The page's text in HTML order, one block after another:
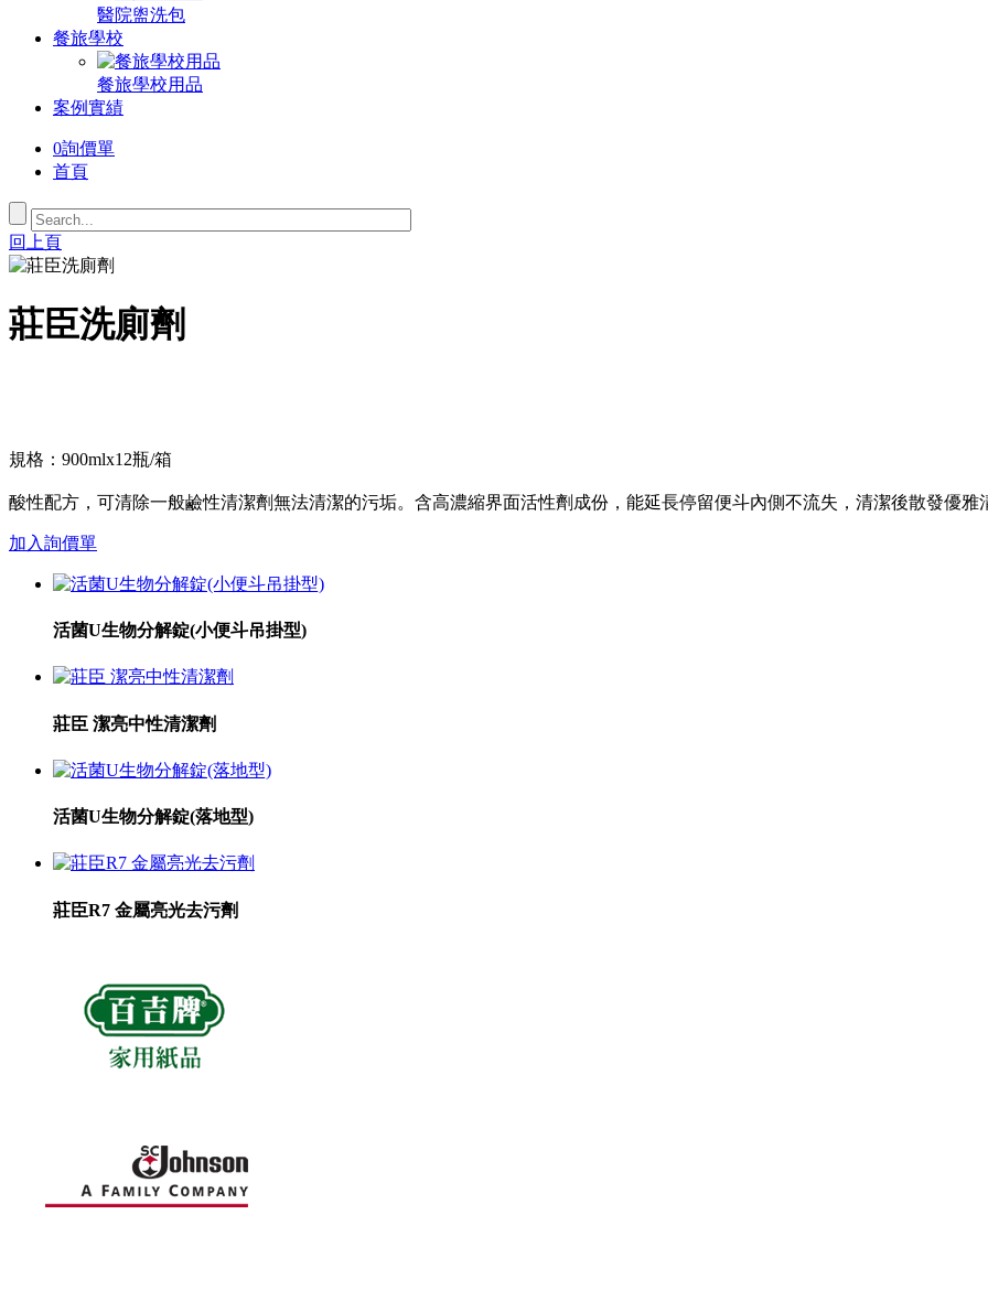
醫院盥洗包
餐旅學校
餐旅學校用品
案例實績
0詢價單
首頁
回上頁
莊臣洗廁劑
規格：900mlx12瓶/箱
酸性配方，可清除一般鹼性清潔劑無法清潔的污垢。含高濃縮界面活性劑成份，能延長停留便斗內側不流失，清潔後散發優雅
加入詢價單
活菌U生物分解錠(小便斗吊掛型)
莊臣 潔亮中性清潔劑
活菌U生物分解錠(落地型)
莊臣R7 金屬亮光去污劑